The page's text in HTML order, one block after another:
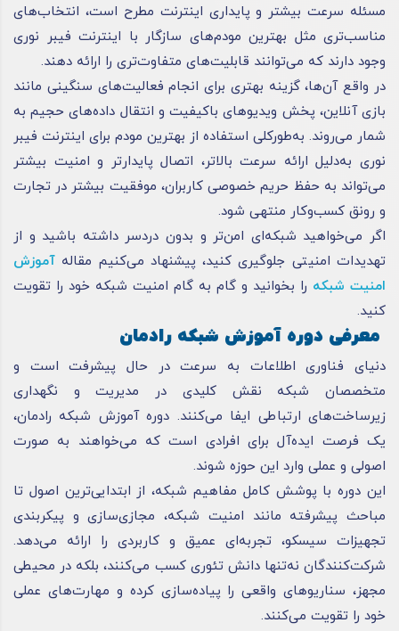
مسئله سرعت بیشتر و پایداری اینترنت مطرح است، انتخاب‌های
مناسب‌تری مثل بهترین مودم‌های سازگار با اینترنت فیبر نوری
وجود دارند که می‌توانند قابلیت‌های متفاوت‌تری را ارائه دهند.
در واقع آن‌ها، گزینه بهتری برای انجام فعالیت‌های سنگینی مانند
بازی آنلاین، پخش ویدیوهای باکیفیت و انتقال داده‌های حجیم به
شمار می‌روند. به‌طورکلی استفاده از بهترین مودم برای اینترنت فیبر
نوری به‌دلیل ارائه سرعت بالاتر، اتصال پایدارتر و امنیت بیشتر
می‌تواند به حفظ حریم خصوصی کاربران، موفقیت بیشتر در تجارت
و رونق کسب‌وکار منتهی شود.
اگر می‌خواهید شبکه‌ای امن‌تر و بدون دردسر داشته باشید و از
تهدیدات امنیتی جلوگیری کنید، پیشنهاد می‌کنیم مقاله آموزش
امنیت شبکه را بخوانید و گام به گام امنیت شبکه خود را تقویت
کنید.
معرفی دوره آموزش شبکه رادمان
دنیای فناوری اطلاعات به سرعت در حال پیشرفت است و
متخصصان شبکه نقش کلیدی در مدیریت و نگهداری
زیرساخت‌های ارتباطی ایفا می‌کنند. دوره آموزش شبکه رادمان،
یک فرصت ایده‌آل برای افرادی است که می‌خواهند به صورت
اصولی و عملی وارد این حوزه شوند.
این دوره با پوشش کامل مفاهیم شبکه، از ابتدایی‌ترین اصول تا
مباحث پیشرفته مانند امنیت شبکه، مجازی‌سازی و پیکربندی
تجهیزات سیسکو، تجربه‌ای عمیق و کاربردی را ارائه می‌دهد.
شرکت‌کنندگان نه‌تنها دانش تئوری کسب می‌کنند، بلکه در محیطی
مجهز، سناریوهای واقعی را پیاده‌سازی کرده و مهارت‌های عملی
خود را تقویت می‌کنند.